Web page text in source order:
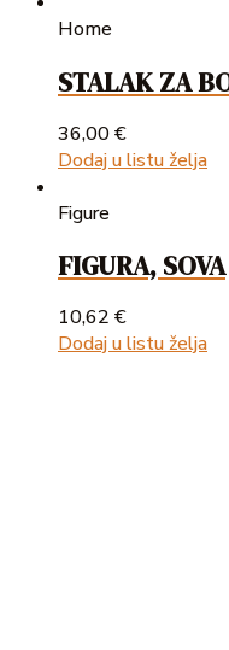
Home
STALAK ZA
36,00€
Dodaj u listu želja
Figure
FIGURA, SOVA
10,62 €
Dodaj u listu želja